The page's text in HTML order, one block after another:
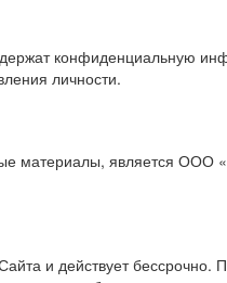
конфиденциальную
личности.
материалы, является
и действует бессрочно.